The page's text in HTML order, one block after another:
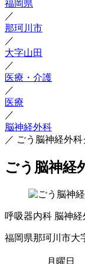
福岡県
／
那珂川市
／
大字山田
／
医療・介護
／
医療
／
脳神経外科
／ ごう脳神経外
ごう脳神経
呼吸器内科 脳神
福岡県那珂川市大
月曜日